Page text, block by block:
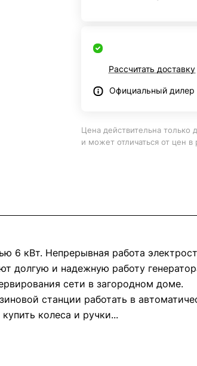
Рассчитать доставку
Официальный дилер
Цена действительна только
и может отличаться от цен в
6 кВт. Непрерывная работа
долгую и надежную работу
сети в загородном доме.
станции работать в
колеса и ручки...